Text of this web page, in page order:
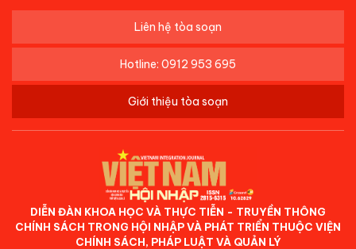
Liên hệ tòa soạn
Hotline: 0912 953 695
Giới thiệu tòa soạn
DIỄN ĐÀN KHOA HỌC VÀ THỰC TIỄN - TRUYỀN THÔNG
CHÍNH SÁCH TRONG HỘI NHẬP VÀ PHÁT TRIỂN THUỘC VIỆN
CHÍNH SÁCH, PHÁP LUẬT VÀ QUẢN LÝ